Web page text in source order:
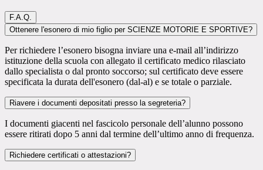
F.A.Q.
Ottenere l'esonero di mio figlio per SCIENZE MOTORIE E SPORTIVE?
Per richiedere l’esonero bisogna inviare una e-mail all’indirizzo
istituzione della scuola con allegato il certificato medico rilasciato
dallo specialista o dal pronto soccorso; sul certificato deve essere
specificata la durata dell'esonero (dal-al) e se totale o parziale.
Riavere i documenti depositati presso la segreteria?
I documenti giacenti nel fascicolo personale dell’alunno possono
essere ritirati dopo 5 anni dal termine dell’ultimo anno di frequenza.
Richiedere certificati o attestazioni?